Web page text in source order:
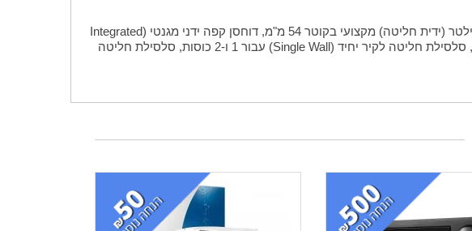
מכונת קפה Sage The Barista Express, כד הקצפת חלב סטנדרטי מנירוסטה (Standard Milk Jug), פורטפילטר (ידית חליטה) מקצועי בקוטר 54 מ"מ, דוחסן קפה ידני מגנטי (Integrated
Removable Tamper) הנשלף מגוף המכונה, כלי חלוקה ופילוס קפה (The Razor Precision Trimming Tool), סלסילת חליטה לקיר יחיד (Single Wall) עבור 1 ו-2 כוסות, סלסילת חליטה